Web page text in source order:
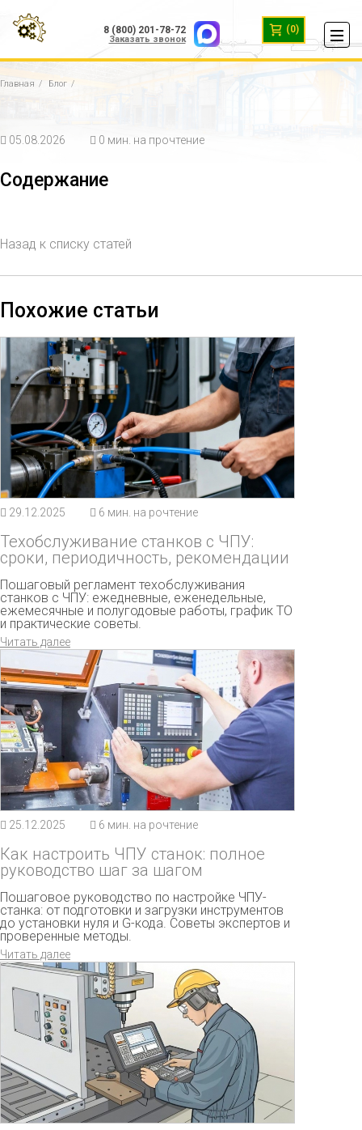
8 (800) 201-78-72
Заказать звонок
(0)
Главная Блог
05.08.2026 0 мин. на прочтение
Содержание
Назад к списку статей
Похожие статьи
29.12.2025 6 мин. на рочтение
Техобслуживание станков с ЧПУ:
сроки, периодичность, рекомендации
Пошаговый регламент техобслуживания
станков с ЧПУ: ежедневные, еженедельные,
ежемесячные и полугодовые работы, график ТО
и практические советы.
Читать далее
25.12.2025 6 мин. на рочтение
Как настроить ЧПУ станок: полное
руководство шаг за шагом
Пошаговое руководство по настройке ЧПУ-
станка: от подготовки и загрузки инструментов
до установки нуля и G-кода. Советы экспертов и
проверенные методы.
Читать далее